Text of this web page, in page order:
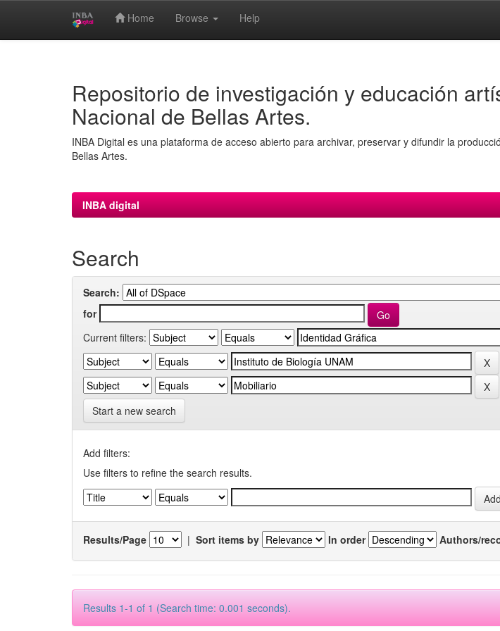
Home Browse Help
Repositorio de investigación y educación
Nacional de Bellas Artes.
INBA Digital es una plataforma de acceso abierto para archivar, preservar y difundir la
Bellas Artes.
INBA digital
Search
Search:
for
Current filters:
Start a new search
Add filters:
Use filters to refine the search results.
Results/Page | Sort items by In order Authors/
Results 1-1 of 1 (Search time: 0.001 seconds).